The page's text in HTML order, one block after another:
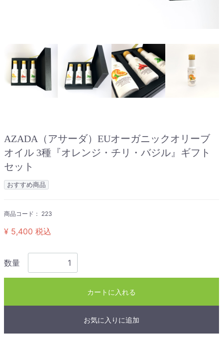
AZADA（アサーダ）EUオーガニックオリーブ
オイル 3種『オレンジ・チリ・バジル』ギフト
セット
おすすめ商品
商品コード： 223
¥ 5,400 税込
数量
カートに入れる
お気に入りに追加